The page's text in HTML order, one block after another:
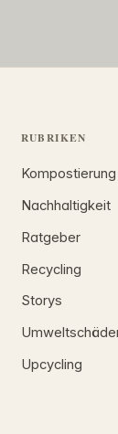
RUBRIKEN
Kompostierung
Nachhaltigkeit
Ratgeber
Recycling
Storys
Upcycling